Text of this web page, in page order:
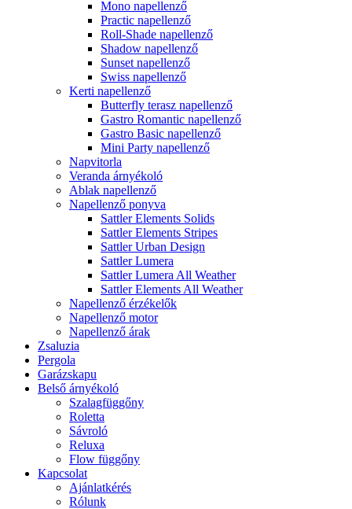
Mono napellenző
Practic napellenző
Roll-Shade napellenző
Shadow napellenző
Sunset napellenző
Swiss napellenző
Kerti napellenző
Butterfly terasz napellenző
Gastro Romantic napellenző
Gastro Basic napellenző
Mini Party napellenző
Napvitorla
Veranda árnyékoló
Ablak napellenző
Napellenző ponyva
Sattler Elements Solids
Sattler Elements Stripes
Sattler Urban Design
Sattler Lumera
Sattler Lumera All Weather
Sattler Elements All Weather
Napellenző érzékelők
Napellenző motor
Napellenző árak
Zsaluzia
Pergola
Garázskapu
Belső árnyékoló
Szalagfüggőny
Roletta
Sávroló
Reluxa
Flow függőny
Kapcsolat
Ajánlatkérés
Rólunk